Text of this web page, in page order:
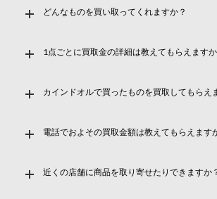
どんなものを買い取ってくれますか？
1点ごとに買取金の詳細は教えてもらえますか
カインドオルで買ったものを買取してもらえ
電話でおよその買取金額は教えてもらえます
近くの店舗に商品を取り寄せたりできますか